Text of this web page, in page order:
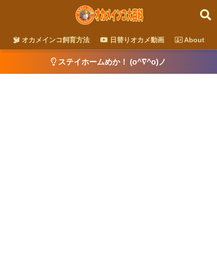
オカメインコ飼育方法 日替りオカメ動画 About
ステイホームめか！ (o^∇^o)ノ